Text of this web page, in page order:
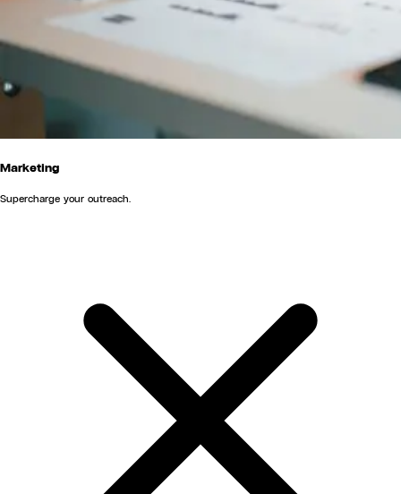
Marketing
Supercharge your outreach.